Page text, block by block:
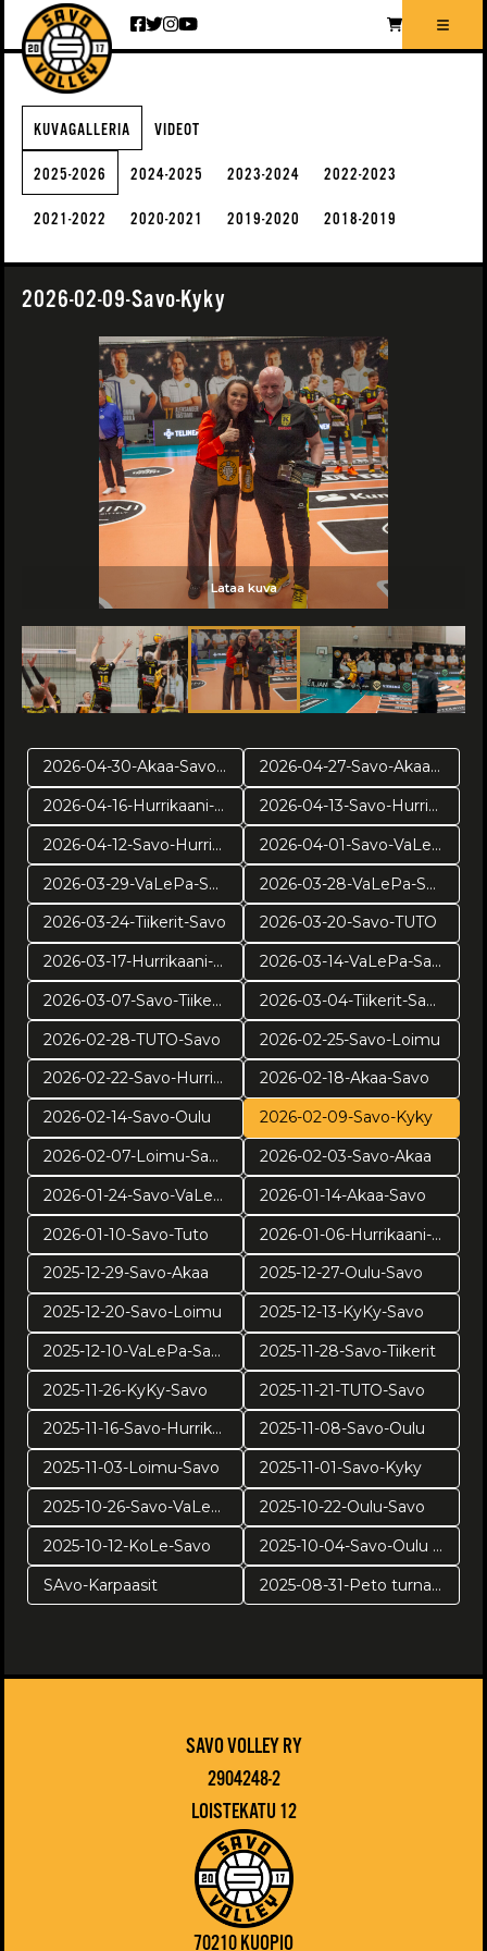
Siirry sisältöön
KUVAGALLERIA VIDEOT
2025-2026 2024-2025 2023-2024 2022-2023
2021-2022 2020-2021 2019-2020 2018-2019
2026-02-09-Savo-Kyky
2026-04-30-Akaa-Savo-pr2
2026-04-27-Savo-Akaa-pr1
2026-04-16-Hurrikaani-Savo-VE4
2026-04-13-Savo-Hurrikaani ve3
2026-04-12-Savo-Hurrikaani-ve2
2026-04-01-Savo-VaLePa-pv3
2026-03-29-VaLePa-Savo-pv2
2026-03-28-VaLePa-Savo-pv1
2026-03-24-Tiikerit-Savo
2026-03-20-Savo-TUTO
2026-03-17-Hurrikaani-Savo
2026-03-14-VaLePa-Savo
2026-03-07-Savo-Tiikerit
2026-03-04-Tiikerit-Savo
2026-02-28-TUTO-Savo
2026-02-25-Savo-Loimu
2026-02-22-Savo-Hurrikaani
2026-02-18-Akaa-Savo
2026-02-14-Savo-Oulu
2026-02-09-Savo-Kyky
2026-02-07-Loimu-Savo
2026-02-03-Savo-Akaa
2026-01-24-Savo-VaLePa
2026-01-14-Akaa-Savo
2026-01-10-Savo-Tuto
2026-01-06-Hurrikaani-Savo KUVAT: Juuso Riponiemi
2025-12-29-Savo-Akaa
2025-12-27-Oulu-Savo
2025-12-20-Savo-Loimu
2025-12-13-KyKy-Savo
2025-12-10-VaLePa-Savo
2025-11-28-Savo-Tiikerit
2025-11-26-KyKy-Savo
2025-11-21-TUTO-Savo
2025-11-16-Savo-Hurrikaani
2025-11-08-Savo-Oulu
2025-11-03-Loimu-Savo
2025-11-01-Savo-Kyky
2025-10-26-Savo-VaLePa
2025-10-22-Oulu-Savo
2025-10-12-KoLe-Savo
2025-10-04-Savo-Oulu harj
SAvo-Karpaasit
2025-08-31-Peto turnaus
Lataa kuva
Lataa kuva
Lataa kuva
Lataa kuva
Lataa kuva
Lataa kuva
Lataa kuva
Lataa kuva
Lataa kuva
Lataa kuva
Lataa kuva
Lataa kuva
Lataa kuva
Lataa kuva
Lataa kuva
Lataa kuva
SAVO VOLLEY RY
2904248-2
LOISTEKATU 12
70210 KUOPIO